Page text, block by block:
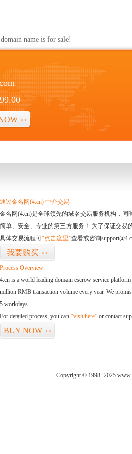
name is for sale!
>>
通过金名网(4.cn) 中介交易
金名网(4.cn)是全球领先的域名交易服务机构，
简单、安全、专业的第三方服务！ 为了保证交易
具体交易流程可“点击这里”查看或咨询
我要购买 >>
Process Overview:
4.cn is a world leading domain escrow service
million RMB transaction volume every year. We
5 workdays.
For detailed process, you can “visit here” or contact
BUY NOW >>
Copyright © 1998 -2025